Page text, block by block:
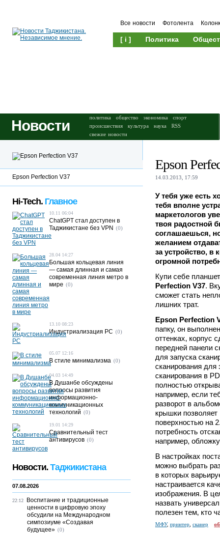
Все новости Фотолента
[ i ] Политика
Новости политика общество экономика
спорт
происшествия
культура наука
RSS
свежие новости
Epson
14.03.2013, 17:59
У тебя уже есть
тебя вполне
маркетологов
твоя радостной
соглашаешься,
желанием
за устройство,
огромной
Купи себе
Perfection V37.
сможет стать
лишних трат.
Epson Perfection
папку, он
оттенках, корпус
передней панели
для запуска
сканирования для
сканирования в
полностью
например, если
разворот в
крышки позволяет
поверхностью на
потребность
например,
В настройках
можно выбрать
в которых
настраивается
изображения. В
назвать
полезен тем, кто
МФУ, принтер сканер
Epson Perfection V37
Hi-Tech. Главное
10.11 06:04
ChatGPT стал доступен в
Таджикистане без VPN (0)
28.04 14:27
Большая кольцевая линия
— самая длинная и самая
современная линия метро в
мире (0)
13.10 08:23
Индустриализация PC (0)
05.07 12:16
В стиле минимализма (0)
04.03 14:49
В Душанбе обсуждены
вопросы развития
информационно-
коммуникационных
технологий (0)
19.01 14:29
Сравнительный тест
антивирусов (0)
Новости. Таджикистана
07.08.2026
22:12
Воспитание и традиционные
ценности в цифровую эпоху
обсудили на Международном
симпозиуме «Создавая
будущее» (0)